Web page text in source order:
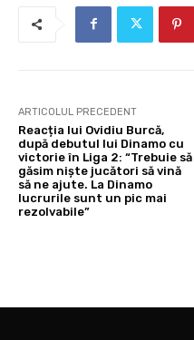
ARTICOLUL PRECEDENT
Reacția lui Ovidiu Burcă,
după debutul lui Dinamo cu
victorie în Liga 2: “Trebuie să
găsim niște jucători să vină
să ne ajute. La Dinamo
lucrurile sunt un pic mai
rezolvabile”